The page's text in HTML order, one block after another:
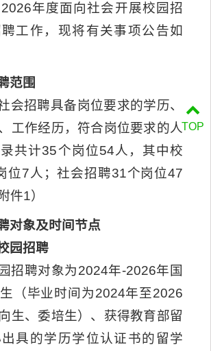
年度面向社会开展校园招
工作，现将有关事项公告如
范围
会招聘具备岗位要求的学历、
工作经历，符合岗位要求的人
共计35个岗位54人，其中校
位7人；社会招聘31个岗位47
件1）
对象及时间节点
园招聘
招聘对象为2024年-2026年国
（毕业时间为2024年至2026
生、委培生）、获得教育部留
具的学历学位认证书的留学
TOP